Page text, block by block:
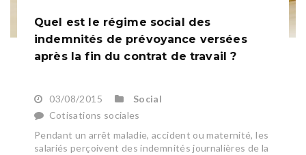
Quel est le régime social des
indemnités de prévoyance versées
après la fin du contrat de travail ?
03/08/2015
Social
Cotisations sociales
Pendant un arrêt maladie, accident ou maternité, les
salariés perçoivent des indemnités journalières de la